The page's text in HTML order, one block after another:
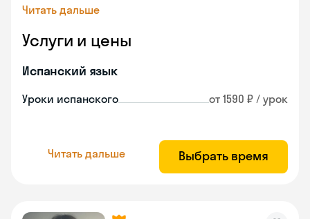
Читать дальше
Услуги и цены
Испанский язык
Уроки испанского от 1590 ₽ / урок
Читать дальше Выбрать время